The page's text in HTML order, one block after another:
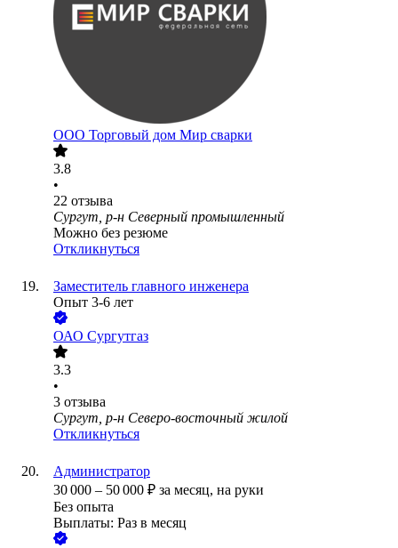
ООО Торговый дом Мир сварки
3.8
•
22 отзыва
Сургут, р-н Северный промышленный
Можно без резюме
Откликнуться
Заместитель главного инженера
Опыт 3-6 лет
ОАО Сургутгаз
3.3
•
3 отзыва
Сургут, р-н Северо-восточный жилой
Откликнуться
Администратор
30 000 – 50 000 ₽ за месяц, на руки
Без опыта
Выплаты: Раз в месяц